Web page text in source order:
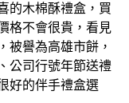
的木棉酥禮盒，買
格不會很貴，看見
被譽為高雄市餅，
公司行號年節送禮
好的伴手禮盒選